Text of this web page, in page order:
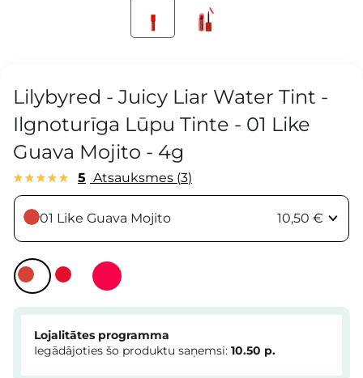
Lilybyred - Juicy Liar Water Tint -
Ilgnoturīga Lūpu Tinte - 01 Like
Guava Mojito - 4g
5 Atsauksmes 3
01 Like Guava Mojito 10,50 €
Lojalitātes programma
Iegādājoties šo produktu saņemsi: 10.50 p.